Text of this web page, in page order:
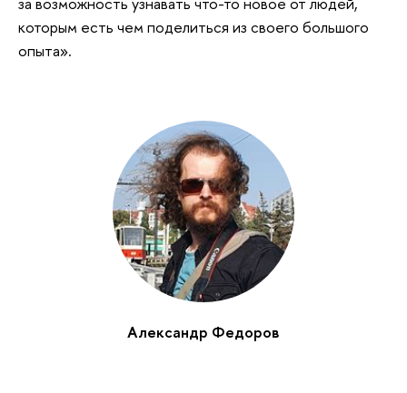
которым есть чем поделиться из своего большого
опыта».
Александр Федоров